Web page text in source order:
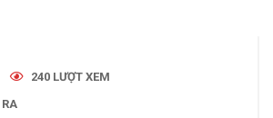
240 LƯỢT XEM